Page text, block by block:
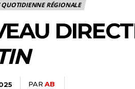
QUOTIDIENNE RÉGIONALE
PAR AB